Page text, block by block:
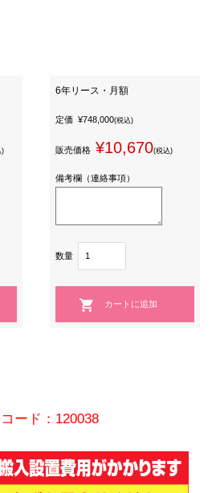
)
6年リース・月額
定価 ¥748,000(税込)
販売価格 ¥10,670(税込)
備考欄（連絡事項）
数量
ード：120038